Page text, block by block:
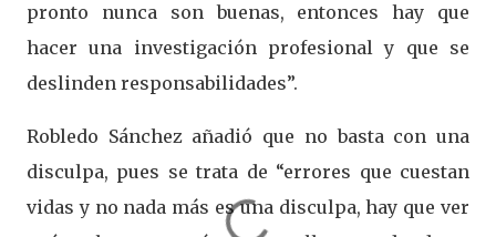
pronto nunca son buenas, entonces hay que
hacer una investigación profesional y que se
deslinden responsabilidades”.
Robledo Sánchez añadió que no basta con una
disculpa, pues se trata de “errores que cuestan
vidas y no nada más es una disculpa, hay que ver